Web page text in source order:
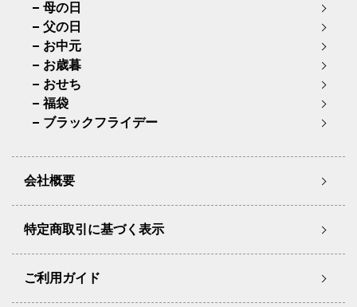
母の日
父の日
お中元
お歳暮
おせち
福袋
ブラックフライデー
会社概要
特定商取引に基づく表示
ご利用ガイド